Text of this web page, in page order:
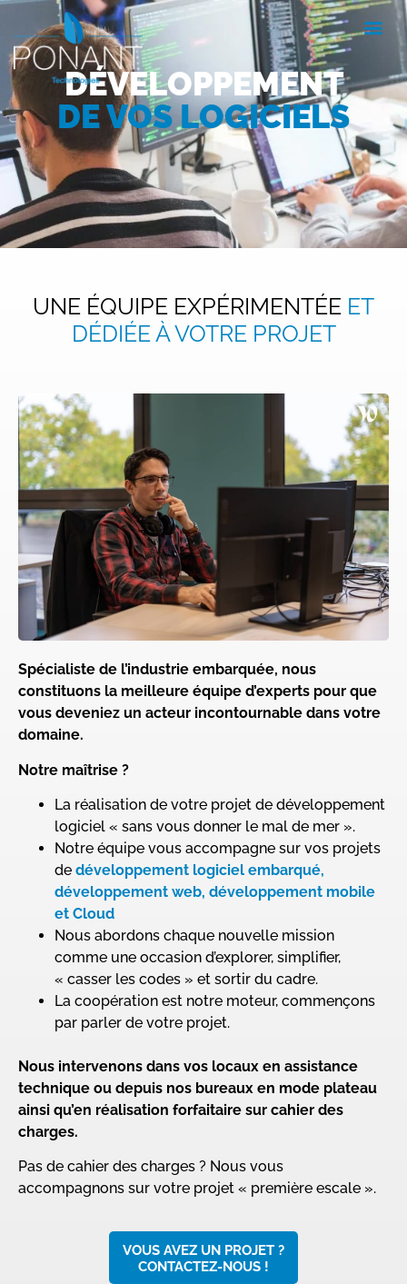
DÉVELOPPEMENT
DE VOS LOGICIELS
UNE ÉQUIPE EXPÉRIMENTÉE ET
DÉDIÉE À VOTRE PROJET
Spécialiste de l’industrie embarquée, nous
constituons la meilleure équipe d’experts pour que
vous deveniez un acteur incontournable dans votre
domaine.
Notre maîtrise ?
La réalisation de votre projet de développement
logiciel « sans vous donner le mal de mer ».
Notre équipe vous accompagne sur vos projets
de développement logiciel embarqué,
développement web, développement mobile
et Cloud
Nous abordons chaque nouvelle mission
comme une occasion d’explorer, simplifier,
« casser les codes » et sortir du cadre.
La coopération est notre moteur, commençons
par parler de votre projet.
Nous intervenons dans vos locaux en assistance
technique ou depuis nos bureaux en mode plateau
ainsi qu’en réalisation forfaitaire sur cahier des
charges.
Pas de cahier des charges ? Nous vous
accompagnons sur votre projet « première escale ».
VOUS AVEZ UN PROJET ?
CONTACTEZ-NOUS !